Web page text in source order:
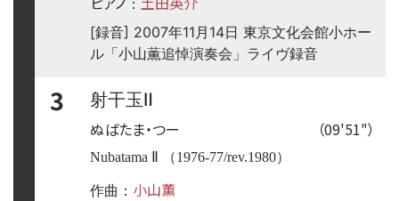
[録音] 2007年11月14日 東京文化会館小ホー
ル「小山薫追悼演奏会」ライヴ録音
3
射干玉Ⅱ
（09'51"）
ぬばたま・つー
Nubatama Ⅱ （1976-77/rev.1980）
作曲： 小山薫